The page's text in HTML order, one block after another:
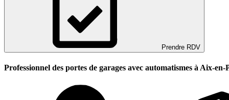
Prendre RDV
Professionnel des portes de garages avec automatismes à Aix-en-